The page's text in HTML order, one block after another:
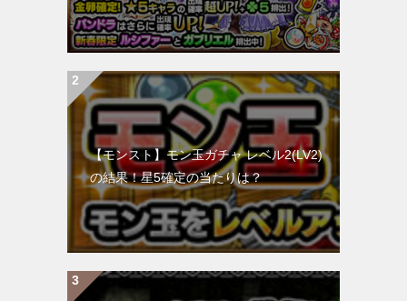
【モンスト】モン玉ガチャ レベル2(LV2)
の結果！星5確定の当たりは？